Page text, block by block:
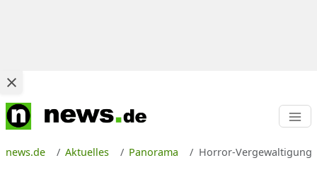
news.de Aktuelles Panorama Horror-Vergewaltigung